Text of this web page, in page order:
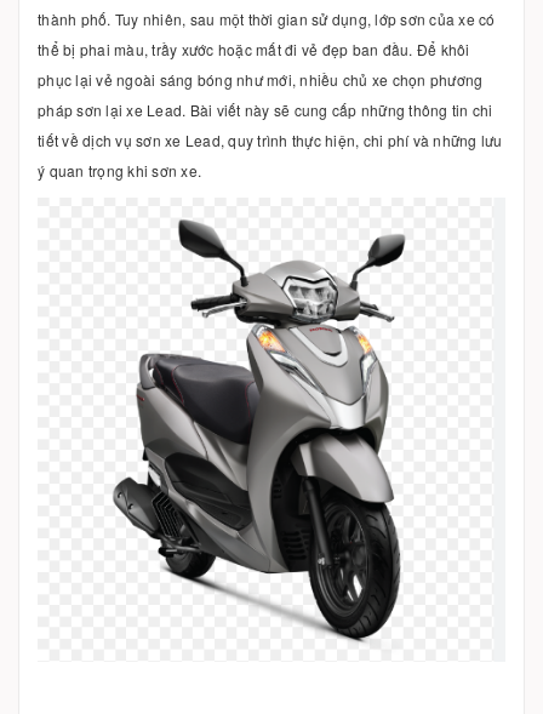
thành phố. Tuy nhiên, sau một thời gian sử dụng, lớp sơn của xe có
thể bị phai màu, trầy xước hoặc mất đi vẻ đẹp ban đầu. Để khôi
phục lại vẻ ngoài sáng bóng như mới, nhiều chủ xe chọn phương
pháp sơn lại xe Lead. Bài viết này sẽ cung cấp những thông tin chi
tiết về dịch vụ sơn xe Lead, quy trình thực hiện, chi phí và những lưu
ý quan trọng khi sơn xe.